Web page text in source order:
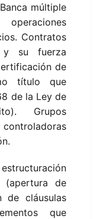
múltiple
Contratos
y su fuerza
de
título que
de la Ley de
Grupos
(apertura de
de cláusulas
que